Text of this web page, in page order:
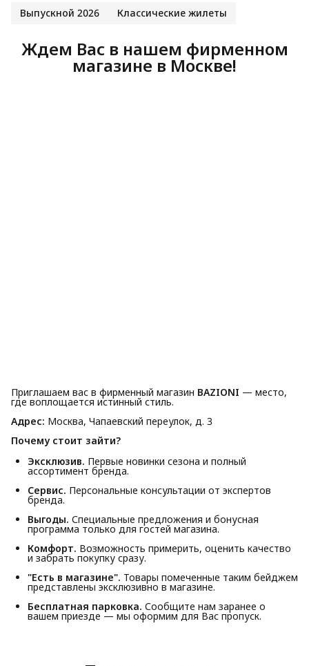
Выпускной 2026 Классические жилеты
Ждем Вас в нашем фирменном
магазине в Москве!
Приглашаем вас в фирменный магазин BAZIONI — место,
где воплощается истинный стиль.
Адрес: Москва, Чапаевский переулок, д. 3
Почему стоит зайти?
Эксклюзив. Первые новинки сезона и полный
ассортимент бренда.
Сервис. Персональные консультации от экспертов
бренда.
Выгоды. Специальные предложения и бонусная
программа только для гостей магазина.
Комфорт. Возможность примерить, оценить качество
и забрать покупку сразу.
"Есть в магазине". Товары помеченные таким бейджем
представлены эксклюзивно в магазине.
Бесплатная парковка. Сообщите нам заранее о
вашем приезде — мы оформим для Вас пропуск.